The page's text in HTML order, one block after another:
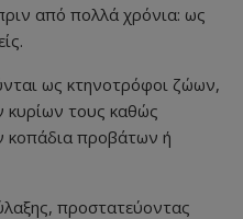
από πολλά χρόνια: ως
ως κτηνοτρόφοι ζώων,
κυρίων τους καθώς
κοπάδια προβάτων ή
προστατεύοντας